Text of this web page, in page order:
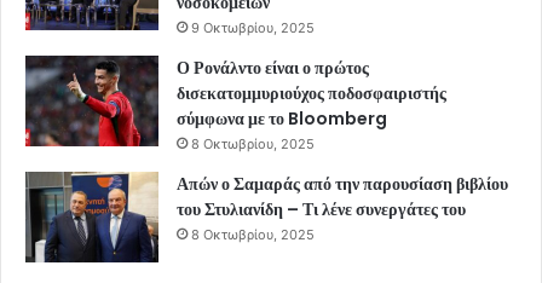
9 Οκτωβρίου, 2025
Ο Ρονάλντο είναι ο πρώτος
δισεκατομμυριούχος ποδοσφαιριστής
σύμφωνα με το Bloomberg
8 Οκτωβρίου, 2025
Απών ο Σαμαράς από την παρουσίαση βιβλίου
του Στυλιανίδη – Τι λένε συνεργάτες του
8 Οκτωβρίου, 2025